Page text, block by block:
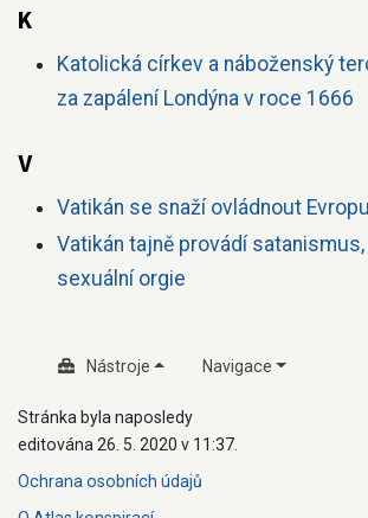
K
Katolická církev a náboženský
za zapálení Londýna v roce 1666
V
Vatikán se snaží ovládnout Evropu
Vatikán tajně provádí
sexuální orgie
Nástroje Navigace
Stránka byla naposledy
editována 26. 5. 2020 v 11:37.
Ochrana osobních údajů